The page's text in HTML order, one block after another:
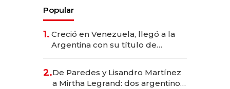
Popular
1. Creció en Venezuela, llegó a la
Argentina con su título de
las marcas "fast premium"
2.De Paredes y Lisandro Martínez
a Mirtha Legrand: dos argentinos